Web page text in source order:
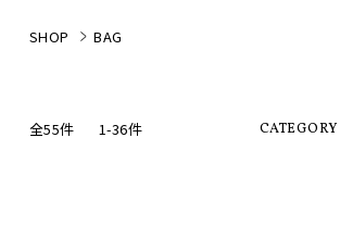
SHOP BAG
全55件 1-36件 CATEGORY